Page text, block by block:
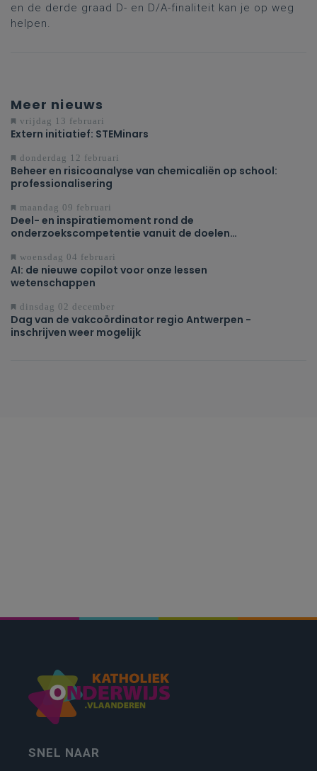
en de derde graad D- en D/A-finaliteit kan je op weg
helpen.
Meer nieuws
vrijdag 13 februari
Extern initiatief: STEMinars
donderdag 12 februari
Beheer en risicoanalyse van chemicaliën op school:
professionalisering
maandag 09 februari
Deel- en inspiratiemoment rond de
onderzoekscompetentie vanuit de doelen
woensdag 04 februari
AI: de nieuwe copilot voor onze lessen
wetenschappen
dinsdag 02 december
Dag van de vakcoördinator regio Antwerpen -
inschrijven weer mogelijk
SNEL NAAR